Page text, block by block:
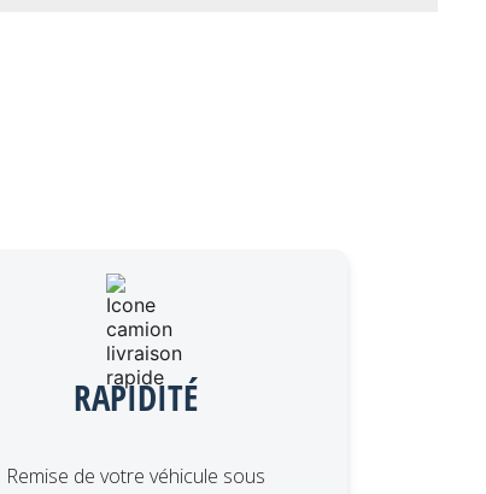
RAPIDITÉ
Remise de votre véhicule sous